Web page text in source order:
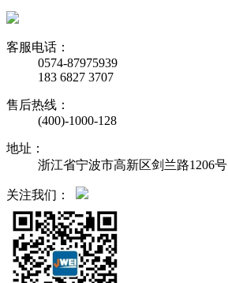
客服电话：
0574-87975939
183 6827 3707
售后热线：
(400)-1000-128
地址：
浙江省宁波市高新区剑兰路1206号
关注我们：